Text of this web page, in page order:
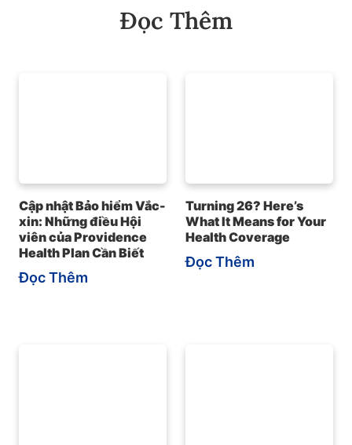
Đọc Thêm
Cập nhật Bảo hiểm Vắc-
xin: Những điều Hội
viên của Providence
Health Plan Cần Biết
Đọc Thêm
Turning 26? Here’s
What It Means for Your
Health Coverage
Đọc Thêm